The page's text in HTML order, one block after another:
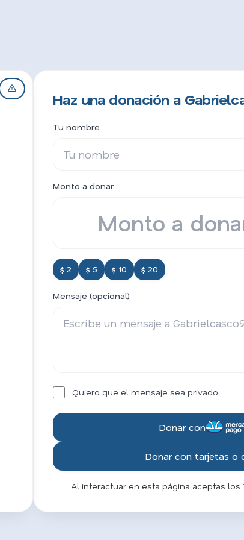
Haz una donación a
Tu nombre
Monto a donar
$ 2 $ 5 $ 10 $ 20
Mensaje (opcional)
Quiero que el mensaje sea privado.
Donar con
Donar con tarjetas o
Al interactuar en esta página aceptas los